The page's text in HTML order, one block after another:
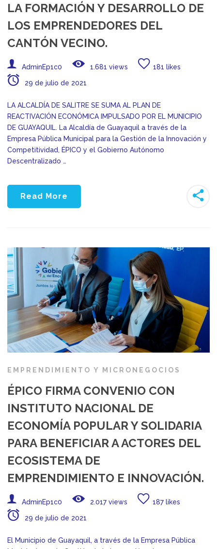
LA FORMACIÓN Y DESARROLLO DE
LOS EMPRENDEDORES DEL
CANTÓN VECINO.
AdminEp1c0 1.681 views 181 likes
29 de julio de 2021
LA ALCALDÍA DE SALITRE SE SUMA AL PLAN DE
REACTIVACIÓN ECONÓMICA IMPULSADO POR EL MUNICIPIO
DE GUAYAQUIL. La Alcaldía de Guayaquil a través de la
Empresa Pública Municipal para la Gestión de la Innovación y
Competitividad, ÉPICO y el Gobierno Autónomo
Descentralizado …
Read More
EMPRENDIMIENTO Y MICRONEGOCIOS
ÉPICO FIRMA CONVENIO CON
INSTITUTO NACIONAL DE
ECONOMÍA POPULAR Y SOLIDARIA
PARA BENEFICIAR A ACTORES DEL
ECOSISTEMA DE
EMPRENDIMIENTO E INNOVACIÓN.
AdminEp1c0 2.017 views 187 likes
29 de julio de 2021
El Municipio de Guayaquil, a través de la Empresa Pública